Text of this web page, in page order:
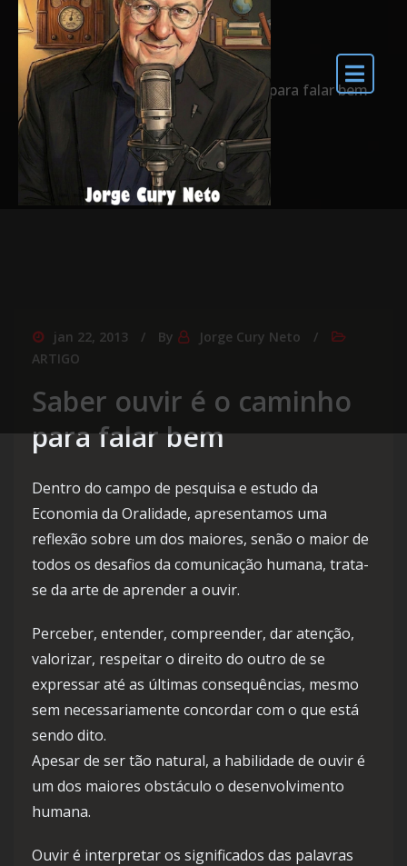
bem
Home Saber ouvir é o caminho para falar bem
jan 22, 2013 By
Jorge Cury Neto
ARTIGO
Saber ouvir é o caminho
para falar bem
Dentro do campo de pesquisa e estudo da
Economia da Oralidade, apresentamos uma
reflexão sobre um dos maiores, senão o maior de
todos os desafios da comunicação humana, trata-
se da arte de aprender a ouvir.
Perceber, entender, compreender, dar atenção,
valorizar, respeitar o direito do outro de se
expressar até as últimas consequências, mesmo
sem necessariamente concordar com o que está
sendo dito.
Apesar de ser tão natural, a habilidade de ouvir é
um dos maiores obstáculo o desenvolvimento
humana.
Ouvir é interpretar os significados das palavras